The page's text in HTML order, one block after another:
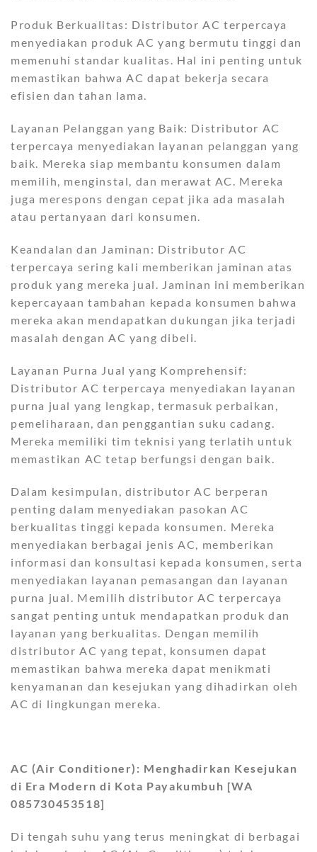
Produk Berkualitas: Distributor AC terpercaya
menyediakan produk AC yang bermutu tinggi dan
memenuhi standar kualitas. Hal ini penting untuk
memastikan bahwa AC dapat bekerja secara
efisien dan tahan lama.
Layanan Pelanggan yang Baik: Distributor AC
terpercaya menyediakan layanan pelanggan yang
baik. Mereka siap membantu konsumen dalam
memilih, menginstal, dan merawat AC. Mereka
juga merespons dengan cepat jika ada masalah
atau pertanyaan dari konsumen.
Keandalan dan Jaminan: Distributor AC
terpercaya sering kali memberikan jaminan atas
produk yang mereka jual. Jaminan ini memberikan
kepercayaan tambahan kepada konsumen bahwa
mereka akan mendapatkan dukungan jika terjadi
masalah dengan AC yang dibeli.
Layanan Purna Jual yang Komprehensif:
Distributor AC terpercaya menyediakan layanan
purna jual yang lengkap, termasuk perbaikan,
pemeliharaan, dan penggantian suku cadang.
Mereka memiliki tim teknisi yang terlatih untuk
memastikan AC tetap berfungsi dengan baik.
Dalam kesimpulan, distributor AC berperan
penting dalam menyediakan pasokan AC
berkualitas tinggi kepada konsumen. Mereka
menyediakan berbagai jenis AC, memberikan
informasi dan konsultasi kepada konsumen, serta
menyediakan layanan pemasangan dan layanan
purna jual. Memilih distributor AC terpercaya
sangat penting untuk mendapatkan produk dan
layanan yang berkualitas. Dengan memilih
distributor AC yang tepat, konsumen dapat
memastikan bahwa mereka dapat menikmati
kenyamanan dan kesejukan yang dihadirkan oleh
AC di lingkungan mereka.
AC (Air Conditioner): Menghadirkan Kesejukan
di Era Modern di Kota Payakumbuh [WA
085730453518]
Di tengah suhu yang terus meningkat di berbagai